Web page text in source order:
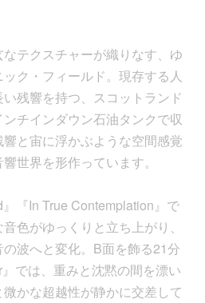
テクスチャーが織りなす、ゆ
ク・フィールド。現存する人
残響を持つ、スコットランド
チインダウン石油タンクで収
と宙に浮かぶような空間感覚
世界を形作っています。
』『In True Contemplation』で
色がゆっくりと立ち上がり、
波へと変化。B面を飾る21分
では、重みと沈黙の間を漂い
かな超越性が静かに交差して